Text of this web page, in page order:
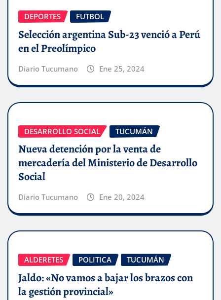
DEPORTES FUTBOL
Selección argentina Sub-23 venció a Perú
en el Preolímpico
Diario Tucumano Ene 25, 2024
DESARROLLO SOCIAL TUCUMÁN
Nueva detención por la venta de
mercadería del Ministerio de Desarrollo
Social
Diario Tucumano Ene 20, 2024
ALDERETES POLITICA TUCUMÁN
Jaldo: «No vamos a bajar los brazos con
la gestión provincial»